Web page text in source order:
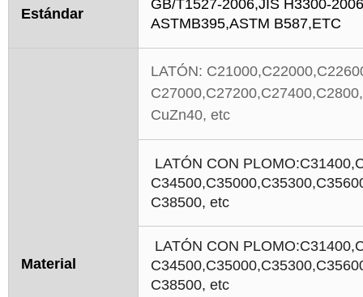
Estándar
GB/T1527-2006,JIS H3300-
ASTMB395,ASTM B587,ETC
Material
LATÓN:
CuZn40, etc
LATÓN CON PLOMO:
C38500, etc
LATÓN CON PLOMO:
C38500, etc